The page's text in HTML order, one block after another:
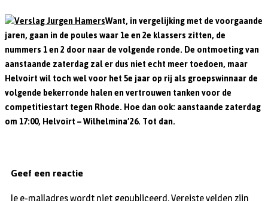
Want, in vergelijking met de voorgaande
jaren, gaan in de poules waar 1e en 2e klassers zitten, de
nummers 1 en 2 door naar de volgende ronde. De ontmoeting van
aanstaande zaterdag zal er dus niet echt meer toedoen, maar
Helvoirt wil toch wel voor het 5e jaar op rij als groepswinnaar de
volgende bekerronde halen en vertrouwen tanken voor de
competitiestart tegen Rhode. Hoe dan ook: aanstaande zaterdag
om 17:00, Helvoirt – Wilhelmina’26. Tot dan.
Geef een reactie
Je e-mailadres wordt niet gepubliceerd.Vereiste velden zijn